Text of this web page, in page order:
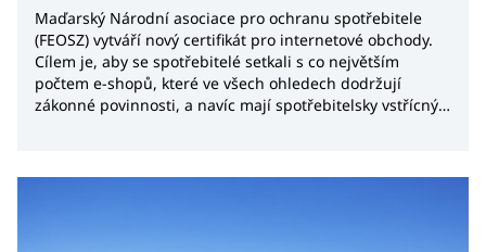
Maďarský Národní asociace pro ochranu spotřebitele
(FEOSZ) vytváří nový certifikát pro internetové obchody.
Cílem je, aby se spotřebitelé setkali s co největším
počtem e-shopů, které ve všech ohledech dodržují
zákonné povinnosti, a navíc mají spotřebitelsky vstřícný